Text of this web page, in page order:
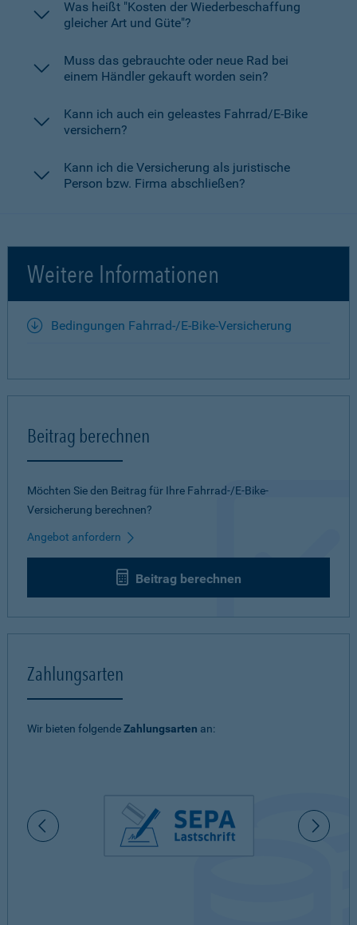
Was heißt "Kosten der Wiederbeschaffung
gleicher Art und Güte"?
Muss das gebrauchte oder neue Rad bei
einem Händler gekauft worden sein?
Kann ich auch ein geleastes Fahrrad/E-Bike
versichern?
Kann ich die Versicherung als juristische
Person bzw. Firma abschließen?
Weitere Informationen
Bedingungen Fahrrad-/E-Bike-Versicherung
Beitrag berechnen
Möchten Sie den Beitrag für Ihre Fahrrad-/E-Bike-
Versicherung berechnen?
Angebot anfordern
Beitrag berechnen
Zahlungsarten
Wir bieten folgendeZahlungsarten an: